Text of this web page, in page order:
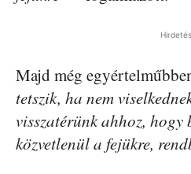
Hirdetés
Majd még
tetszik, ha nem
visszatérünk ahhoz,
közvetlenül a fejükre,